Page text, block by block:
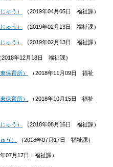
ゅう） （2019年04月05日 福祉課）
ゅう） （2019年02月13日 福祉課）
ゅう） （2019年02月13日 福祉課）
2018年12月18日 福祉課）
保育所） （2018年11月09日
福祉
保育所） （2018年10月15日
福祉
ゅう） （2018年08月16日 福祉課）
う） （2018年07月17日 福祉課）
07月17日 福祉課）